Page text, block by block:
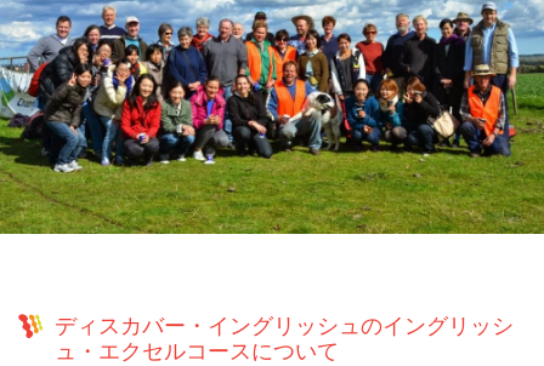
ディスカバー・イングリッシュのイングリッシ
ュ・エクセルコースについて